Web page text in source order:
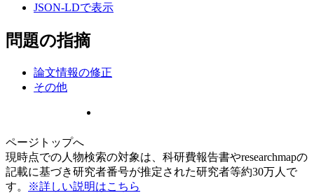
JSON-LDで表示
問題の指摘
論文情報の修正
その他
ページトップへ
現時点での人物検索の対象は、科研費報告書やresearchmapの
記載に基づき研究者番号が推定された研究者等約30万人で
す。
※詳しい説明はこちら